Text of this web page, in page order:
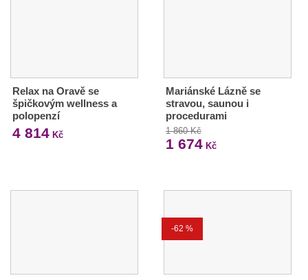
Relax na Oravě se
špičkovým wellness a
polopenzí
4 814 Kč
Mariánské Lázně se
stravou, saunou i
procedurami
1 860 Kč
1 674Kč
-62 %